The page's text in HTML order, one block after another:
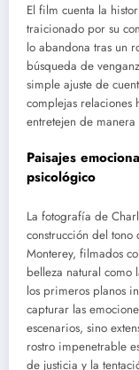
El film cuenta la
traicionado por su
lo abandona tras un
búsqueda de
simple ajuste de
complejas relaciones
entretejen de
Paisajes
psicológico
La fotografía de
construcción del tono
Monterey, filmados
belleza natural como
los primeros planos
capturar las
escenarios, sino
rostro impenetrable
de justicia y la